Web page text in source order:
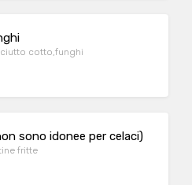
cotto,funghi
sono idonee per celaci)
fritte